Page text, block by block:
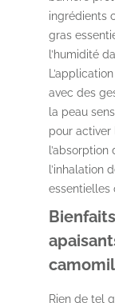
ingrédients
gras
l’humidité
avec des
la peau
pour
l’inhalation
essentielles
Rien de tel